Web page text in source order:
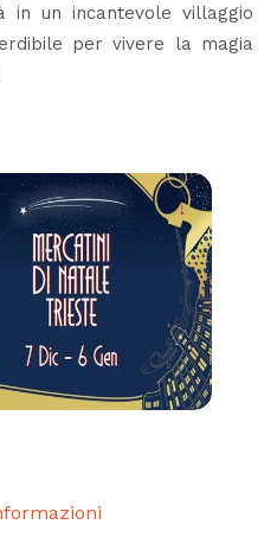
un incantevole villaggio
per vivere la magia